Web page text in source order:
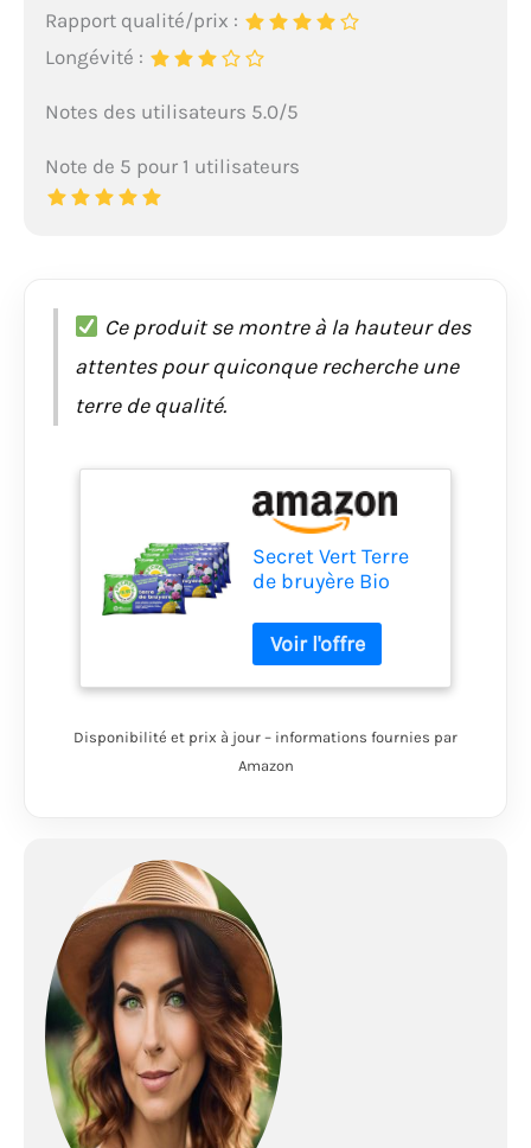
Rapport qualité/prix :
Longévité :
Notes des utilisateurs 5.0/5
Note de 5 pour 1 utilisateurs
Ce produit se montre à la hauteur des
attentes pour quiconque recherche une
terre de qualité.
Secret Vert Terre
de bruyère Bio
acidophiles 40
litres Lot de 5
Disponibilité et prix à jour – informations fournies par
Amazon